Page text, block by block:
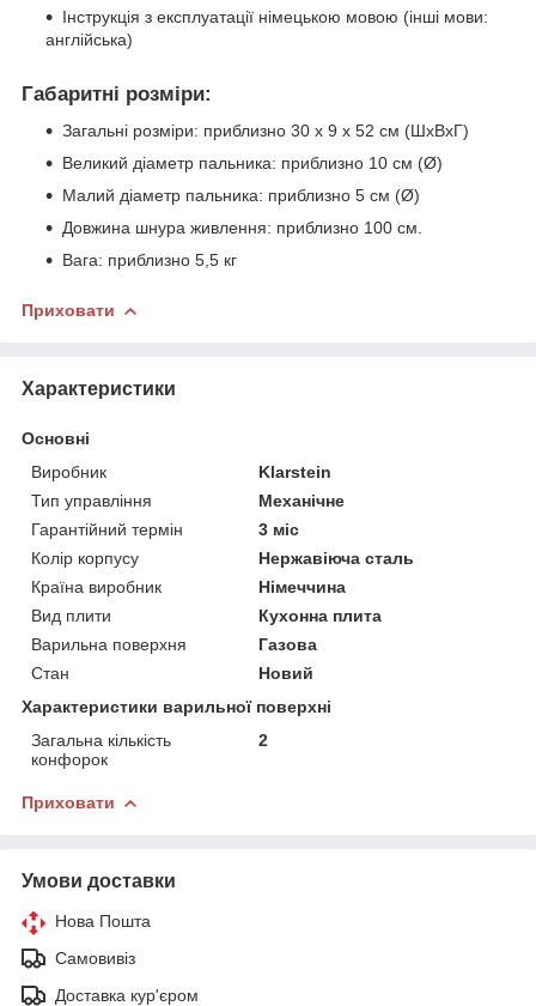
Інструкція з експлуатації німецькою мовою (інші мови:
англійська)
Габаритні розміри:
Загальні розміри: приблизно 30 х 9 х 52 см (ШхВхГ)
Великий діаметр пальника: приблизно 10 см (Ø)
Малий діаметр пальника: приблизно 5 см (Ø)
Довжина шнура живлення: приблизно 100 см.
Вага: приблизно 5,5 кг
Приховати
Характеристики
Основні
Виробник
Klarstein
Тип управління
Механічне
Гарантійний термін
3 міс
Колір корпусу
Нержавіюча сталь
Країна виробник
Німеччина
Вид плити
Кухонна плита
Варильна поверхня
Газова
Стан
Новий
Характеристики варильної поверхні
Загальна кількість
конфорок
2
Приховати
Умови доставки
Нова Пошта
Самовивіз
Доставка кур'єром